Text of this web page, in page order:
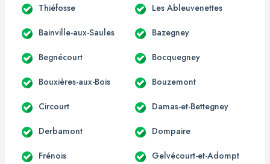
Thiéfosse Les Ableuvenettes
Bainville-aux-Saules Bazegney
Begnécourt Bocquegney
Bouxières-aux-Bois Bouzemont
Circourt Damas-et-Bettegney
Derbamont Dompaire
Frénois Gelvécourt-et-Adompt